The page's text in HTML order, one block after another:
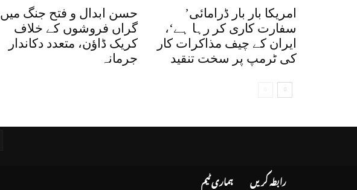
حسن ابدال و فتح جنگ میں
گراں فروشوں کے خلاف
کریک ڈاؤن، متعدد دکاندار
جرمانہ
’امریکا بار بار ڈرامائی
سفارت کاری کر رہا ہے‘،
ایران کے چیف مذاکرات کار
کی ٹرمپ پر سخت تنقید
رابطہ کریں ہماری ٹیم